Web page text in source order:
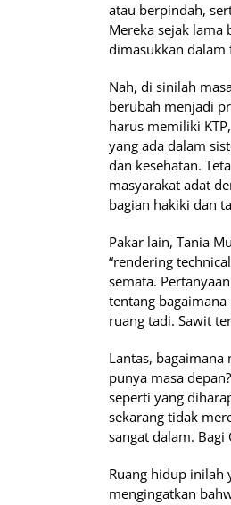
atau berpindah,
Mereka sejak lama
dimasukkan dalam
Nah, di sinilah
berubah menjadi
harus memiliki
yang ada dalam
dan kesehatan.
masyarakat adat
bagian hakiki dan
Pakar lain, Tania
“rendering
semata.
tentang
ruang tadi. Sawit
Lantas,
punya masa
seperti yang
sekarang tidak
sangat dalam.
Ruang hidup inilah
mengingatkan